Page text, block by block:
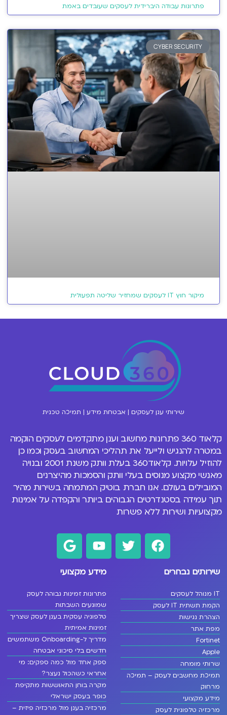
פתרונות עבודה היברידית לעסקים שעובדים באמת
CYBER SECURITY
מיקור חוץ IT לעסקים שמחזיר שליטה תפעולית
שירותי ענן לעסקים | אבטחת מידע | תמיכה טכנית
קלאוד 360 פתרונות מחשוב וענן מתקדמים לעסקים הוקמה
במטרה להנגיש ולייעל את תהליכי המחשוב בעסק וכמו כן
להוזיל עלויות. קלאוד360 בעלת וותק משנת 2001 ובנויה
מאנשי מקצוע מנוסים בעלי וותק והסמכות מהיצרנים
המובילים בעולם. אנו חברת בוטיק המתמחה בשירות מהיר
תוך עמידה בסטנדרטים הגבוהים ביותר והקפדה על אמינות
מקצועיות ושירות ללא פשרות
שירותים נבחרים
IT מנוהל לעסקים
הקמת תשתית IT לעסק
הצהרת נגישות
מפת אתר
Fortinet
Apple
שרותי מומחה
תמיכת מחשבים לעסק – תמיכה
מרחוק
מידע מקצועי
מרכזיה טלפונית לעסק
מידע מקצועי
פתרונות זמינות גבוהה לעסק
שמונעים השבתות
טלפוניה עסקית בענן לעסק שצריך
זמינות אמיתית
מדריך ל-Onboarding משתמשים
חדשים בלי סיכוני אבטחה
ספק אחד מול כמה ספקים: מי
אחראי כשהכול נעצר?
מקרה בוחן התאוששות מתקיפת
כופר בעסק ישראלי
מרכזיה בענן מול מרכזיה פיזית –